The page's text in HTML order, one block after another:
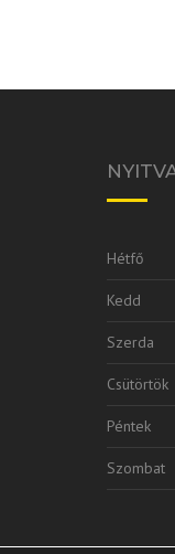
Hétfő
Kedd
Szerda
Csütörtök
Péntek
Szombat